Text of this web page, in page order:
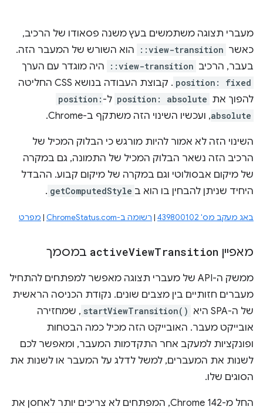
מעברי תצוגה משתמשים בעץ משנה פסאודו של הרכיב,
כאשר ::view-transition
הוא השורש של המעבר הזה.
בעבר, הרכיב ::view-transition היה מוגדר עם הערך
position: fixed
. קבוצת העבודה בנושא CSS החליטה
להפוך את position: absolute ל- position:
absolute, ועכשיו השינוי הזה משתקף ב-Chrome.
השינוי הזה לא אמור להיות מורגש כי הבלוק המכיל של
הרכיב הזה נשאר הבלוק המכיל של התמונה, גם במקרה
של מיקום אבסולוטי וגם במקרה של מיקום קבוע. ההבדל
היחיד שניתן להבחין בו הוא ב getComputedStyle
.
באג מעקב מס' 439800102 | רשומה ב-ChromeStatus.com | מפרט
מאפיין activeViewTransition במסמך
ממשק ה-API של מעברי תצוגה מאפשר למפתחים להתחיל
מעברים חזותיים בין מצבים שונים. נקודת הכניסה הראשית
של ה-SPA היא
startViewTransition() , שמחזירה
אובייקט מעבר. האובייקט הזה מכיל כמה הבטחות
ופונקציות למעקב אחר התקדמות המעבר, ומאפשר לכם
לשנות את המעברים, למשל לדלג על המעבר או לשנות את
הסוגים שלו.
החל מ-Chrome 142, המפתחים לא צריכים יותר לאחסן את